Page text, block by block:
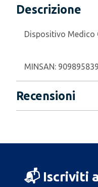
Descrizione
Dispositivo Medico
MINSAN: 909895839
Recensioni
📬 Iscriviti